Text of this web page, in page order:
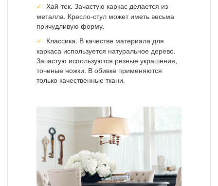
Хай-тек. Зачастую каркас делается из
металла. Кресло-стул может иметь весьма
причудливую форму.
Классика. В качестве материала для
каркаса используется натуральное дерево.
Зачастую используются резные украшения,
точеные ножки. В обивке применяются
только качественные ткани.